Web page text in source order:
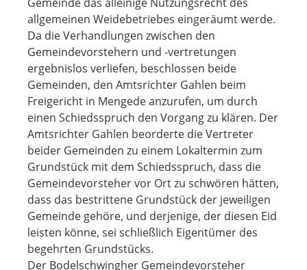
allgemeinen Weidebetriebes eingeräumt werde.
Da die Verhandlungen zwischen den
Gemeindevorstehern und -vertretungen
ergebnislos verliefen, beschlossen beide
Gemeinden, den Amtsrichter Gahlen beim
Freigericht in Mengede anzurufen, um durch
einen Schiedsspruch den Vorgang zu klären. Der
Amtsrichter Gahlen beorderte die Vertreter
beider Gemeinden zu einem Lokaltermin zum
Grundstück mit dem Schiedsspruch, dass die
Gemeindevorsteher vor Ort zu schwören hätten,
dass das bestrittene Grundstück der jeweiligen
Gemeinde gehöre, und derjenige, der diesen Eid
leisten könne, sei schließlich Eigentümer des
begehrten Grundstücks.
Der Bodelschwingher Gemeindevorsteher